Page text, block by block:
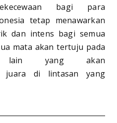
bagi para
tetap menawarkan
dan intens bagi semua
mata akan tertuju pada
lain yang akan
juara di lintasan yang